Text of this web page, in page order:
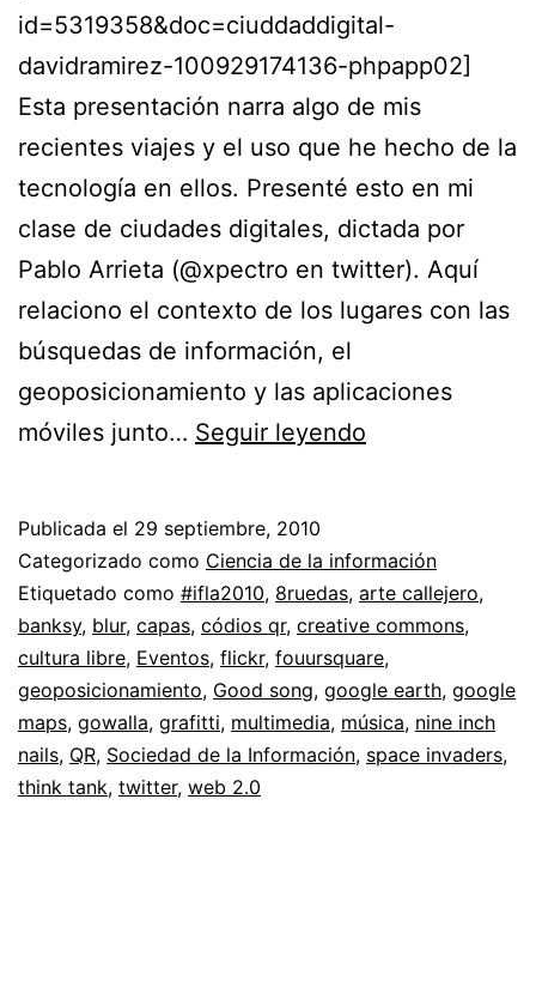
id=5319358&doc=ciuddaddigital-
davidramirez-100929174136-phpapp02]
Esta presentación narra algo de mis
recientes viajes y el uso que he hecho de la
tecnología en ellos. Presenté esto en mi
clase de ciudades digitales, dictada por
Pablo Arrieta (@xpectro en twitter). Aquí
relaciono el contexto de los lugares con las
búsquedas de información, el
geoposicionamiento y las aplicaciones
móviles junto… Seguir leyendo
Publicada el 29 septiembre, 2010
Categorizado como Ciencia de la información
Etiquetado como #ifla2010, 8ruedas, arte callejero,
banksy, blur, capas, códios qr, creative commons,
cultura libre, Eventos, flickr, fouursquare,
geoposicionamiento, Good song, google earth, google
maps, gowalla, grafitti, multimedia, música, nine inch
nails, QR, Sociedad de la Información, space invaders,
think tank, twitter, web 2.0